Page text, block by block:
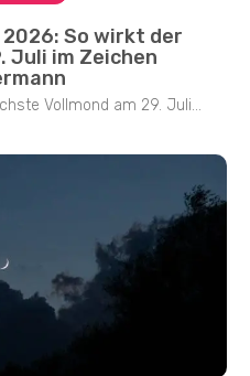
So wirkt der
Juli im Zeichen
Vollmond am 29. Juli...